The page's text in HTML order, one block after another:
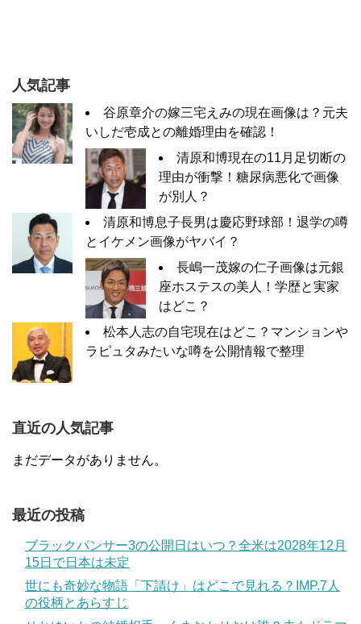
人気記事
谷原章介の嫁三宅えみの現在画像は？元夫
いしだ壱成との離婚理由を確認！
清原和博現在の11月足切断の
理由が衝撃！糖尿病悪化で画像
が別人？
清原和博息子長男は慶応野球部！退学の噂
とイケメン画像がヤバイ？
長嶋一茂嫁の仁子画像は元銀
座ホステスの美人！学歴と実家
はどこ？
松本人志の自宅現在はどこ？マンションや
ラピュタみたいな噂を公開情報で整理
直近の人気記事
まだデータがありません。
最近の投稿
ブラックパンサー3の公開日はいつ？全米は2028年12月
15日で日本は未定
世にも奇妙な物語「下請け」はどこで見れる？IMP.7人
の役柄とあらすじ